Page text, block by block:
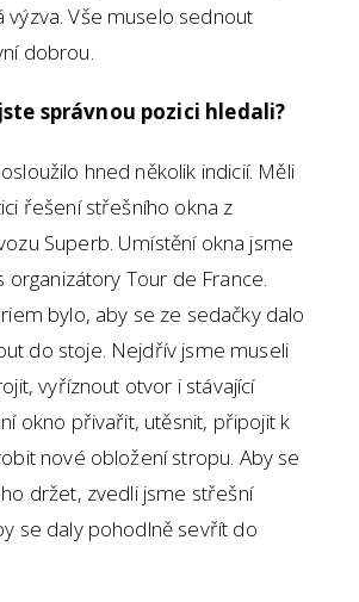
výzva. Vše muselo sednout
dobrou.
správnou pozici hledali?
hned několik indicií. Měli
řešení střešního okna z
Superb. Umístění okna jsme
organizátory Tour de France.
bylo, aby se ze sedačky dalo
do stoje. Nejdřív jsme museli
vyříznout otvor i stávající
okno přivařit, utěsnit, připojit k
nové obložení stropu. Aby se
držet, zvedli jsme střešní
se daly pohodlně sevřít do